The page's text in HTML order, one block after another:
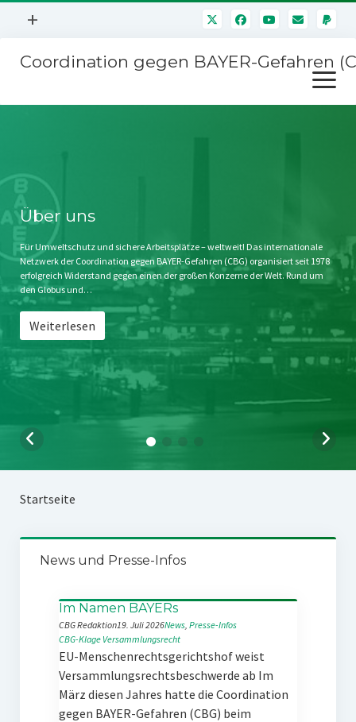
Menü
+
Mitmachen
Kontakt
Impressum
Störfälle
Coordination gegen BAYER-Gefahren
Menü
öffnen
Stichwort BAYER
Jahrestagung
SPENDEN
Über uns
Für Umweltschutz und sichere Arbeitsplätze – weltweit! Das internationale
Netzwerk der Coordination gegen BAYER-Gefahren (CBG) organisiert seit 1978
erfolgreich Widerstand gegen einen der großen Konzerne der Welt. Rund um
den Globus und…
Weiterlesen
Startseite
News und Presse-Infos
Im Namen BAYERs
CBG Redaktion19. Juli 2026News, Presse-Infos
CBG-Klage Versammlungsrecht
EU-Menschenrechtsgerichtshof weist
Versammlungsrechtsbeschwerde ab Im
März diesen Jahres hatte die Coordination
gegen BAYER-Gefahren (CBG) beim